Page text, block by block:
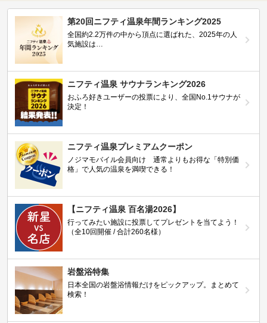
第20回ニフティ温泉年間ランキング2025
全国約2.2万件の中から頂点に選ばれた、2025年の人
気施設は…
ニフティ温泉 サウナランキング2026
おふろ好きユーザーの投票により、全国No.1サウナが
決定！
ニフティ温泉プレミアムクーポン
ノジマモバイル会員向け 通常よりもお得な「特別価
格」で人気の温泉を満喫できる！
【ニフティ温泉 百名湯2026】
行ってみたい施設に投票してプレゼントを当てよう！
（全10回開催 / 合計260名様）
岩盤浴特集
日本全国の岩盤浴情報だけをピックアップ。まとめて
検索！